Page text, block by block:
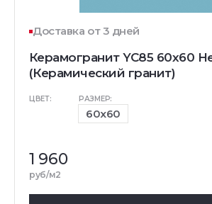
Доставка от 3 дней
Керамогранит YC85 60x60
(Керамический гранит)
ЦВЕТ: РАЗМЕР:
60x60
1 960
руб/м2